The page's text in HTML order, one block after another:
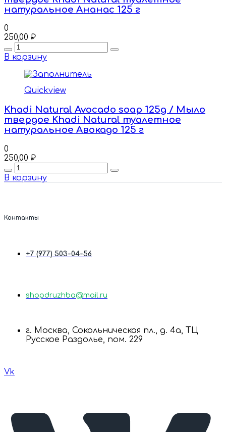
натуральное Ананас 125 г
0
250,00 ₽
Quantity
В корзину
Quickview
Khadi Natural Avocado soap 125g / Мыло
твердое Khadi Natural туалетное
натуральное Авокадо 125 г
0
250,00 ₽
Quantity
В корзину
Контакты
+7 (977) 503-04-56
shopdruzhba@mail.ru
г. Москва, Сокольническая пл., д. 4а, ТЦ
Русское Раздолье, пом. 229
Vk